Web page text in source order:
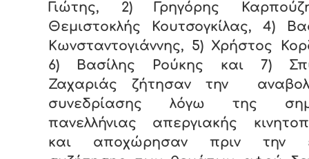
Γιώτης, 2) Γρηγόρης
Θεμιστοκλής Κουτσογκίλας, 4)
Κωνσταντογιάννης, 5) Χρήστος
6) Βασίλης Ρούκης και 7)
Ζαχαριάς ζήτησαν την
συνεδρίασης λόγω της
πανελλήνιας απεργιακής
και αποχώρησαν πριν την